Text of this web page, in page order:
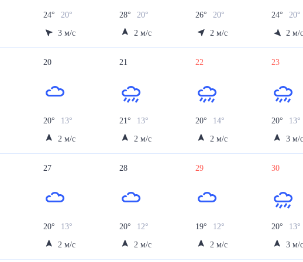
24° 20
3 м/с
28° 20
2 м/с
26° 20
2 м/с
24° 20
2 м/
20
20° 13°
2 м/с
21
21° 13°
2 м/с
22
20° 14°
2 м/с
23
20° 13°
3 м/
27
20° 13°
2 м/с
28
20° 12°
2 м/с
29
19° 12°
2 м/с
30
20° 13°
3 м/